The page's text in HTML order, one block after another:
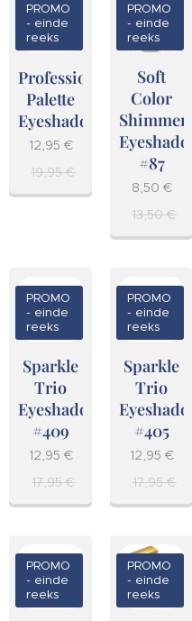
Professional
Palette
Eyeshadow
PROMO
- einde
reeks
12,95 €
19,95€
Soft
Color
Shimmer
Eyeshadow
#87
PROMO
- einde
reeks
8,50 €
13,50€
Sparkle
Trio
Eyeshadow
#409
PROMO
- einde
reeks
12,95 €
17,95€
Sparkle
Trio
Eyeshadow
#405
PROMO
- einde
reeks
12,95 €
17,95€
PROMO
- einde
reeks
PROMO
- einde
reeks